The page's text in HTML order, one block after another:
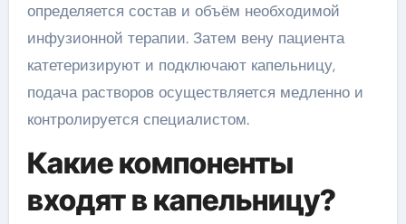
определяется состав и объём необходимой
инфузионной терапии. Затем вену пациента
катетеризируют и подключают капельницу,
подача растворов осуществляется медленно и
контролируется специалистом.
Какие компоненты
входят в капельницу?